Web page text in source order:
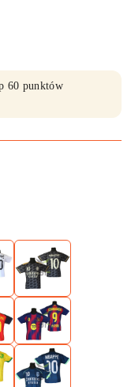
60 punktów